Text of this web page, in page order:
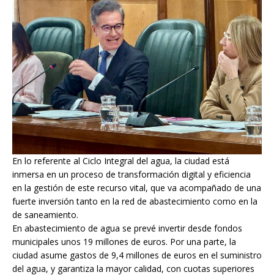
En lo referente al Ciclo Integral del agua, la ciudad está
inmersa en un proceso de transformación digital y eficiencia
en la gestión de este recurso vital, que va acompañado de una
fuerte inversión tanto en la red de abastecimiento como en la
de saneamiento.
En abastecimiento de agua se prevé invertir desde fondos
municipales unos 19 millones de euros. Por una parte, la
ciudad asume gastos de 9,4 millones de euros en el suministro
del agua, y garantiza la mayor calidad, con cuotas superiores